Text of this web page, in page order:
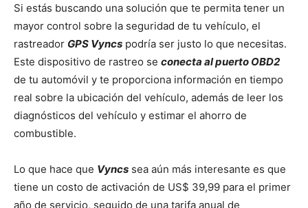
Si estás buscando una solución que te permita tener un
mayor control sobre la seguridad de tu vehículo, el
rastreador GPS Vyncs podría ser justo lo que necesitas.
Este dispositivo de rastreo se conecta al puerto OBD2
de tu automóvil y te proporciona información en tiempo
real sobre la ubicación del vehículo, además de leer los
diagnósticos del vehículo y estimar el ahorro de
combustible.
Lo que hace que Vyncs sea aún más interesante es que
tiene un costo de activación de US$ 39,99 para el primer
año de servicio, seguido de una tarifa anual de